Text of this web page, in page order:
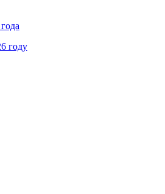
году